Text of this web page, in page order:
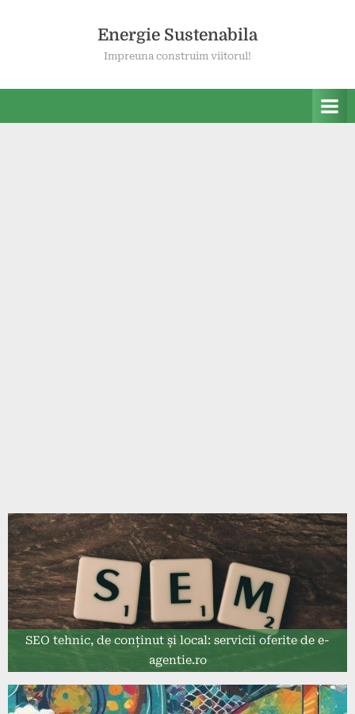
Energie Sustenabila
Impreuna construim viitorul!
SEO tehnic, de conținut și local: servicii oferite de e-
agentie.ro